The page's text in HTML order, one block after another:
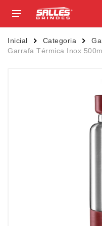
Inicial Categoria
Garrafa Térmica Inox